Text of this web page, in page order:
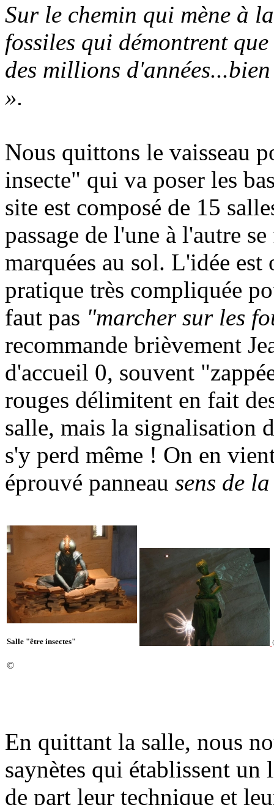
Sur le chemin qui mène à
fossiles qui démontrent
des millions
».
Nous quittons le vaisseau
insecte" qui va poser les
site est composé de 15
passage de l'une à l'autre
marquées au sol. L'idée
pratique très compliquée
faut pas "marcher sur les
recommande brièvement
d'accueil 0, souvent
rouges délimitent en fait
salle, mais la signalisation
s'y perd même ! On en
éprouvé panneau sens de
Salle "être insectes"
©
En quittant la salle, nous
saynètes qui établissent
de part leur technique et